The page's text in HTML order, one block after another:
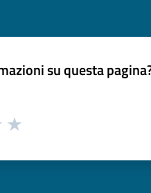
su questa